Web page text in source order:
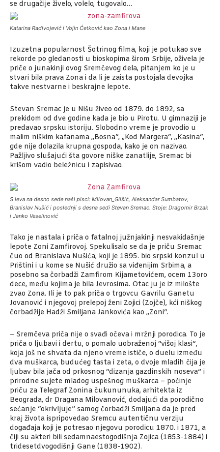
se drugačije živelo, volelo, tugovalo…
Katarina Radivojević i Vojin Ćetković kao Zona i Mane
Izuzetna popularnost Šotrinog filma, koji je potukao sve
rekorde po gledanosti u bioskopima širom Srbije, oživela je
priče o junakinji ovog Sremčevog dela, pitanjem ko je u
stvari bila prava Zona i da li je zaista postojala devojka
takve nestvarne i beskrajne lepote.
Stevan Sremac je u Nišu živeo od 1879. do 1892, sa
prekidom od dve godine kada je bio u Pirotu. U gimnaziji je
predavao srpsku istoriju. Slobodno vreme je provodio u
malim niškim kafanama „Bosna“, „Kod Margera“, „Kasina“,
gde nije dolazila krupna gospoda, kako je on nazivao.
Pažljivo slušajući šta govore niške zanatlije, Sremac bi
krišom vadio beležnicu i zapisivao.
S leva na desno sede naši pisci: Milovan_Glišić, Aleksandar Sumbatov,
Branislav Nušić i poslednji s desna sedi Stevan Sremac. Stoje: Dragomir Brzak
i Janko Veselinović
Tako je nastala i priča o fatalnoj južnjakinji nesvakidašnje
lepote Zoni Zamfirovoj. Spekulisalo se da je priču Sremac
čuo od Branislava Nušića, koji je 1895. bio srpski konzul u
Prištini i u kome se Nušić družio sa viđenijim Srbima, a
posebno sa čorbadži Zamfirom Kijametovićem, ocem 13oro
dece, među kojima je bila Jevrosima. Otac ju je iz milošte
zvao Zona. Ili je to pak priča o trgovcu Gavrilu Ganetu
Jovanović i njegovoj prelepoj ženi Zojici (Zojče), kći niškog
čorbadžije Hadži Smiljana Jankovića kao „Zoni“.
– Sremčeva priča nije o svađi očeva i mržnji porodica. To je
priča o ljubavi i dertu, o pomalo uobraženoj “višoj klasi”,
koja još ne shvata da njeno vreme ističe, o duelu između
dva muškarca, budućeg tasta i zeta, o dvoje mladih čija je
ljubav bila jača od prkosnog “dizanja gazdinskih noseva” i
prirodne sujete mladog uspešnog muškarca – počinje
priču za Telegraf Zonina čukununuka, arhitekta iz
Beograda, dr Dragana Milovanović, dodajući da porodično
sećanje “okrivljuje” samog čorbadži Smiljana da je pred
kraj života ispripovedao Sremcu autentičnu verziju
događaja koji je potresao njegovu porodicu 1870. i 1871, a
čiji su akteri bili sedamnaestogodišnja Zojica (1853-1884) i
tridesetdvogodišnji Gane (1838-1902).